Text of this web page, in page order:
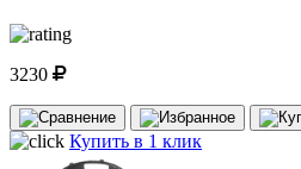
3230
Купить в 1 клик